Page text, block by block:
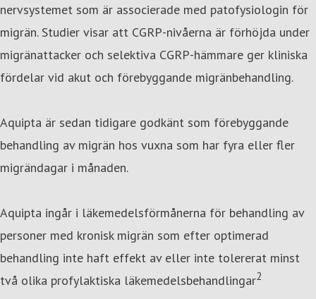
nervsystemet som är associerade med patofysiologin för
migrän. Studier visar att CGRP-nivåerna är förhöjda under
migränattacker och selektiva CGRP-hämmare ger kliniska
fördelar vid akut och förebyggande migränbehandling.
Aquipta är sedan tidigare godkänt som förebyggande
behandling av migrän hos vuxna som har fyra eller fler
migrändagar i månaden.
Aquipta ingår i läkemedelsförmånerna för behandling av
personer med kronisk migrän som efter optimerad
behandling inte haft effekt av eller inte tolererat minst
två olika profylaktiska läkemedelsbehandlingar2